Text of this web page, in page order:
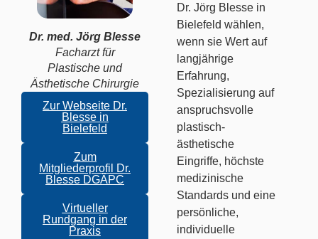
Dr. med. Jörg Blesse
Facharzt für
Plastische und
Ästhetische Chirurgie
Zur Webseite Dr.
Blesse in
Bielefeld
Zum
Mitgliederprofil Dr.
Blesse DGÄPC
Virtueller
Rundgang in der
Praxis
Dr. Jörg Blesse in
Bielefeld wählen,
wenn sie Wert auf
langjährige
Erfahrung,
Spezialisierung auf
anspruchsvolle
plastisch-
ästhetische
Eingriffe, höchste
medizinische
Standards und eine
persönliche,
individuelle